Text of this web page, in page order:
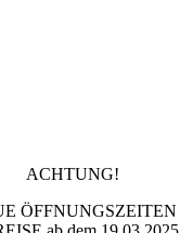
ACHTUNG!
ÖFFNUNGSZEITEN